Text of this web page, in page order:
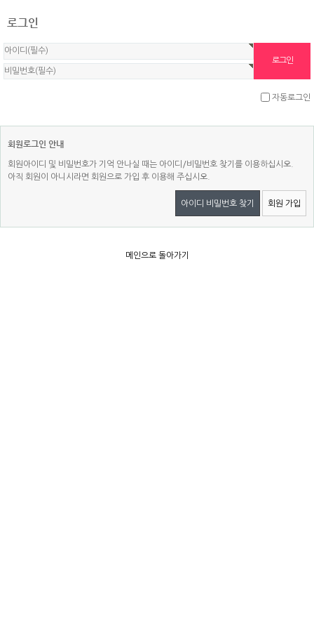
로그인
자동로그인
회원로그인 안내
회원아이디 및 비밀번호가 기억 안나실 때는 아이디/비밀번호 찾기를 이용하십시오.
아직 회원이 아니시라면 회원으로 가입 후 이용해 주십시오.
아이디 비밀번호 찾기 회원 가입
메인으로 돌아가기